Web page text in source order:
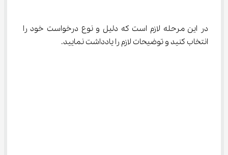
در این مرحله لازم است که دلیل و نوع درخواست خود را
انتخاب کنید و توضیحات لازم را یادداشت نمایید.